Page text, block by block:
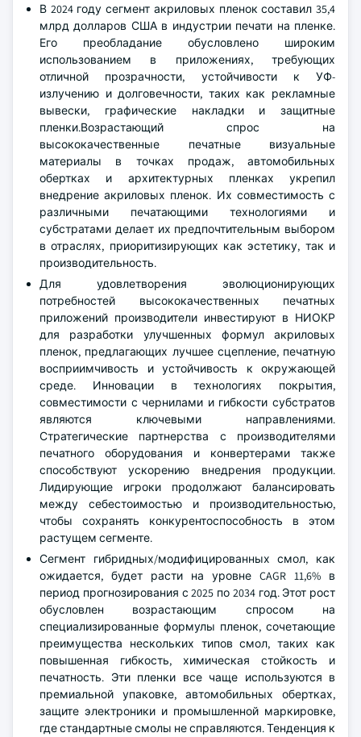
В 2024 году сегмент акриловых пленок составил 35,4
млрд долларов США в индустрии печати на пленке.
Его преобладание обусловлено широким
использованием в приложениях, требующих
отличной прозрачности, устойчивости к УФ-
излучению и долговечности, таких как рекламные
вывески, графические накладки и защитные
пленки.Возрастающий спрос на
высококачественные печатные визуальные
материалы в точках продаж, автомобильных
обертках и архитектурных пленках укрепил
внедрение акриловых пленок. Их совместимость с
различными печатающими технологиями и
субстратами делает их предпочтительным выбором
в отраслях, приоритизирующих как эстетику, так и
производительность.
Для удовлетворения эволюционирующих
потребностей высококачественных печатных
приложений производители инвестируют в НИОКР
для разработки улучшенных формул акриловых
пленок, предлагающих лучшее сцепление, печатную
восприимчивость и устойчивость к окружающей
среде. Инновации в технологиях покрытия,
совместимости с чернилами и гибкости субстратов
являются ключевыми направлениями.
Стратегические партнерства с производителями
печатного оборудования и конвертерами также
способствуют ускорению внедрения продукции.
Лидирующие игроки продолжают балансировать
между себестоимостью и производительностью,
чтобы сохранять конкурентоспособность в этом
растущем сегменте.
Сегмент гибридных/модифицированных смол, как
ожидается, будет расти на уровне CAGR 11,6% в
период прогнозирования с 2025 по 2034 год. Этот рост
обусловлен возрастающим спросом на
специализированные формулы пленок, сочетающие
преимущества нескольких типов смол, таких как
повышенная гибкость, химическая стойкость и
печатность. Эти пленки все чаще используются в
премиальной упаковке, автомобильных обертках,
защите электроники и промышленной маркировке,
где стандартные смолы не справляются. Тенденция к